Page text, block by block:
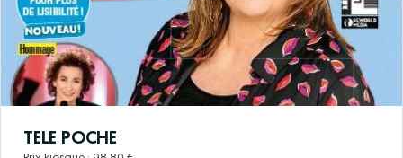
TELE POCHE